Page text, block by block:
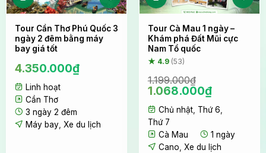
Một trải nghiệm tuyệt vời trước không gian bao la của
Thưởng thức bữa ăn bí ẩn
Dưới bầu trời đầy sao, một “bữa ăn bí ẩn” sẽ được
Tour Cần Thơ Phú Quốc 3
ngày 2 đêm bằng máy
bay giá tốt
4.350.000₫
Linh hoạt
Cần Thơ
3 ngày 2 đêm
Máy bay, Xe du lịch
Tour Cà Mau 1 ngày –
Khám phá Đất Mũi cực
Nam Tổ quốc
★ 4.9 (53)
1.199.000₫
Giá
là:
1.199.000₫.
1.068.000₫Giá
hiện
tại
Chủ nhật, Thứ 6
Thứ 7
Cà Mau
1 ngày
Cano Xe du lịch